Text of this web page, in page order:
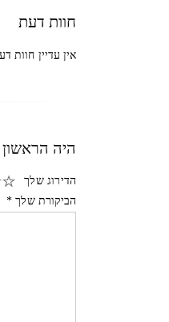
חוות דעת
אין עדיין חוות
היה הראשון
הדירוג שלך
הביקורת שלך *